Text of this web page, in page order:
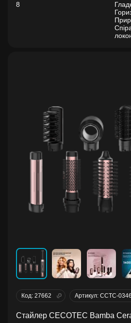
8
Код: 27662 Артикул: CCTC-
Стайлер CECOTEC Bamba